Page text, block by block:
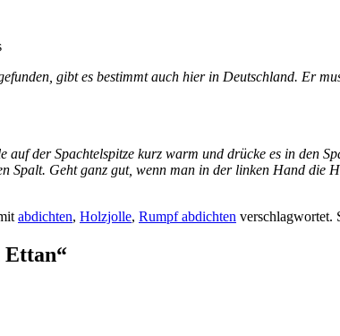
gibt es bestimmt auch hier in Deutschland. Er
der Spachtelspitze kurz warm und drücke es in den
Geht ganz gut, wenn man in der linken Hand die
abdichten, Holzjolle, Rumpf abdichten verschlagwortet.
Ettan“